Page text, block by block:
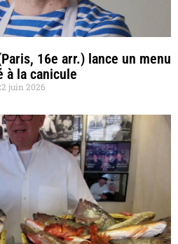
16e arr.) lance un menu
à la canicule
juin 2026